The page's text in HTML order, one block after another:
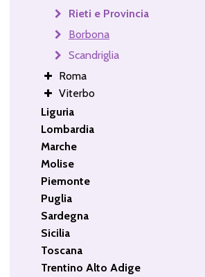
Rieti e Provincia
Borbona
Scandriglia
Roma
Viterbo
Liguria
Lombardia
Marche
Molise
Piemonte
Puglia
Sardegna
Sicilia
Toscana
Trentino Alto Adige